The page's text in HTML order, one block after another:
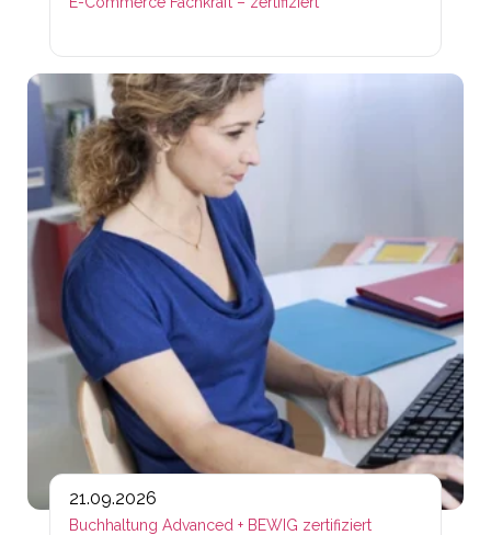
21.09.2026
Buchhaltung Advanced + BEWIG zertifiziert